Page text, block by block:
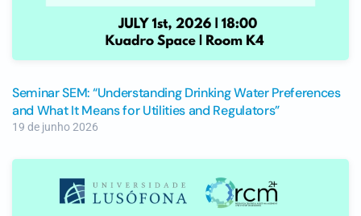
Seminar SEM: “Understanding Drinking Water Preferences
and What It Means for Utilities and Regulators”
19 de junho 2026